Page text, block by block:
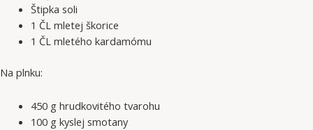
Štipka soli
1 ČL mletej škorice
1 ČL mletého kardamómu
Na plnku:
450 g hrudkovitého tvarohu
100 g kyslej smotany